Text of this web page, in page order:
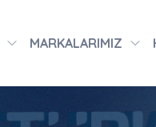
MARKALARIMIZ